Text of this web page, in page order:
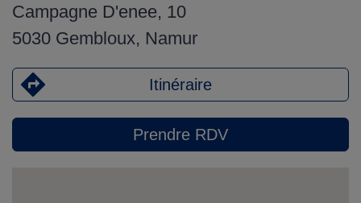
Campagne D'enee, 10
5030 Gembloux, Namur
Itinéraire
Prendre RDV